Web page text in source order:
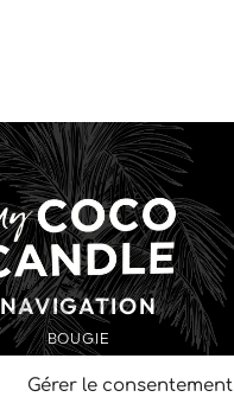
Gérer le consentement
NAVIGATION
BOUGIE
BOL